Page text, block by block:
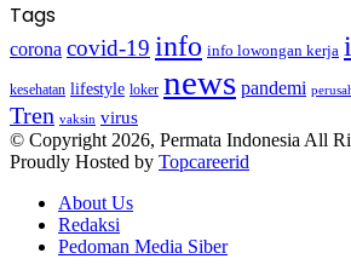
Tags
corona covid-19 info info lowongan kerja
kesehatan lifestyle loker news pandemi
Tren vaksin virus
© Copyright 2026, Permata Indonesia All
Proudly Hosted by Topcareerid
About Us
Redaksi
Pedoman Media Siber